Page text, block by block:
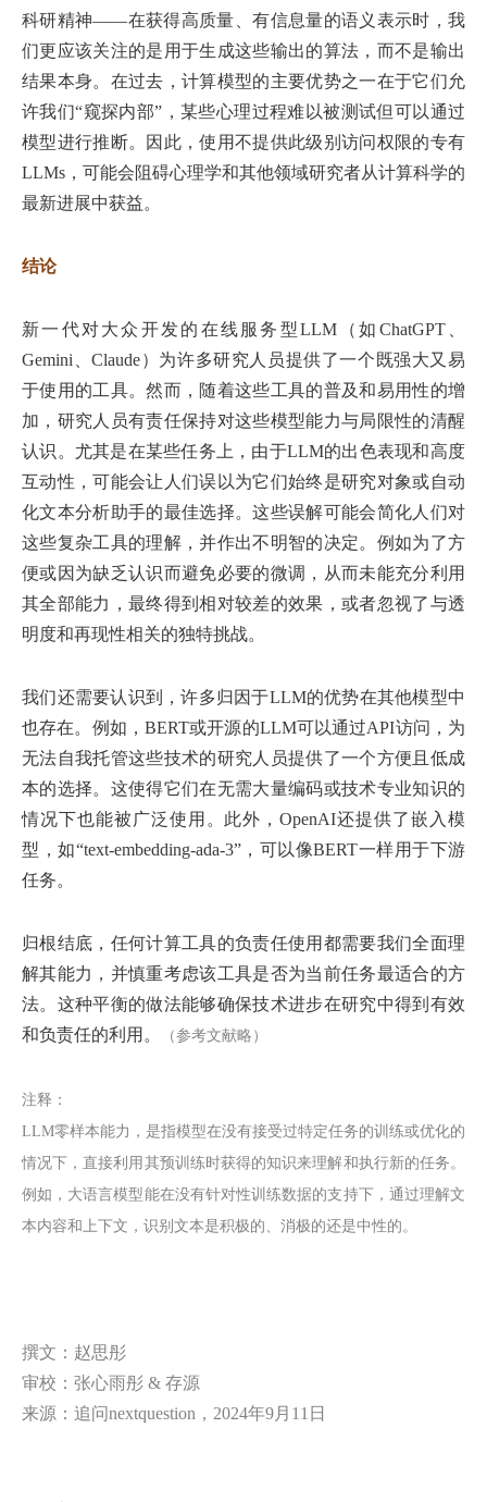
科研精神——在获得高质量、有信息量的语义表示时，我
们更应该关注的是用于生成这些输出的算法，而不是输出
结果本身。在过去，计算模型的主要优势之一在于它们允
许我们“窥探内部”，某些心理过程难以被测试但可以通过
模型进行推断。因此，使用不提供此级别访问权限的专有
LLMs，可能会阻碍心理学和其他领域研究者从计算科学的
最新进展中获益。
结论
新一代对大众开发的在线服务型LLM（如ChatGPT、
Gemini、Claude）为许多研究人员提供了一个既强大又易
于使用的工具。然而，随着这些工具的普及和易用性的增
加，研究人员有责任保持对这些模型能力与局限性的清醒
认识。尤其是在某些任务上，由于LLM的出色表现和高度
互动性，可能会让人们误以为它们始终是研究对象或自动
化文本分析助手的最佳选择。这些误解可能会简化人们对
这些复杂工具的理解，并作出不明智的决定。例如为了方
便或因为缺乏认识而避免必要的微调，从而未能充分利用
其全部能力，最终得到相对较差的效果，或者忽视了与透
明度和再现性相关的独特挑战。
我们还需要认识到，许多归因于LLM的优势在其他模型中
也存在。例如，BERT或开源的LLM可以通过API访问，为
无法自我托管这些技术的研究人员提供了一个方便且低成
本的选择。这使得它们在无需大量编码或技术专业知识的
情况下也能被广泛使用。此外，OpenAI还提供了嵌入模
型，如“text-embedding-ada-3”，可以像BERT一样用于下游
任务。
归根结底，任何计算工具的负责任使用都需要我们全面理
解其能力，并慎重考虑该工具是否为当前任务最适合的方
法。这种平衡的做法能够确保技术进步在研究中得到有效
和负责任的利用。
（参考文献略）
注释：
LLM零样本能力，是指模型在没有接受过特定任务的训练或优化的
情况下，直接利用其预训练时获得的知识来理解和执行新的任务。
例如，大语言模型能在没有针对性训练数据的支持下，通过理解文
本内容和上下文，识别文本是积极的、消极的还是中性的。
撰文：赵思彤
审校：张心雨彤 & 存源
来源：追问nextquestion， 2024年9月11日